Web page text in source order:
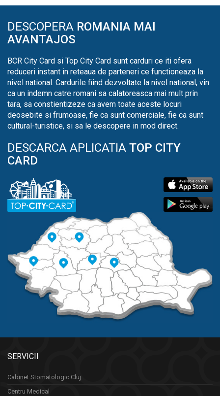
DESCOPERA ROMANIA MAI
AVANTAJOS
BCR City Card si Top City Card sunt carduri ce iti ofera
reduceri instant in reteaua de parteneri ce functioneaza la
nivel national. Cardurile fiind dezvoltate la nivel national, vin
ca un indemn catre romani sa calatoreasca mai mult prin
tara, sa constientizeze ca avem toate aceste locuri
deosebite si frumoase, fie ca sunt comerciale, fie ca sunt
cultural-turistice, si sa le descopere in mod direct.
DESCARCA APLICATIA TOP CITY
CARD
SERVICII
Cabinet Stomatologic Cluj
Centru Medical